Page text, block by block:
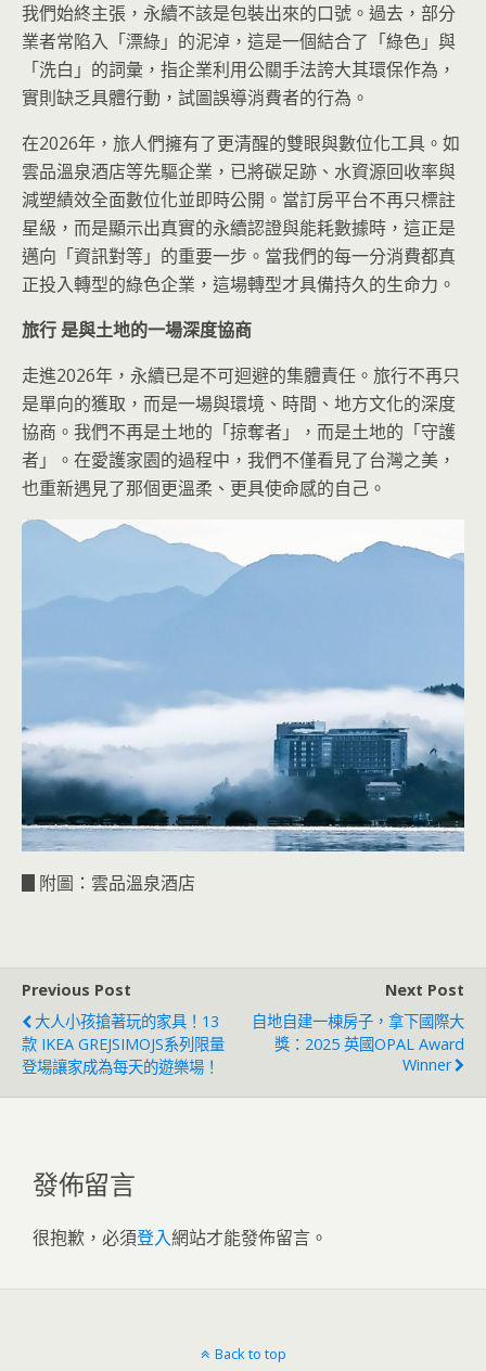
我們始終主張，永續不該是包裝出來的口號。過去，部分
業者常陷入「漂綠」的泥淖，這是一個結合了「綠色」與
「洗白」的詞彙，指企業利用公關手法誇大其環保作為，
實則缺乏具體行動，試圖誤導消費者的行為。
在2026年，旅人們擁有了更清醒的雙眼與數位化工具。如
雲品溫泉酒店等先驅企業，已將碳足跡、水資源回收率與
減塑績效全面數位化並即時公開。當訂房平台不再只標註
星級，而是顯示出真實的永續認證與能耗數據時，這正是
邁向「資訊對等」的重要一步。當我們的每一分消費都真
正投入轉型的綠色企業，這場轉型才具備持久的生命力。
旅行 是與土地的一場深度協商
走進2026年，永續已是不可迴避的集體責任。旅行不再只
是單向的獲取，而是一場與環境、時間、地方文化的深度
協商。我們不再是土地的「掠奪者」，而是土地的「守護
者」。在愛護家園的過程中，我們不僅看見了台灣之美，
也重新遇見了那個更溫柔、更具使命感的自己。
▊附圖：雲品溫泉酒店
Previous Post
大人小孩搶著玩的家具！13
款 IKEA GREJSIMOJS系列限量
登場讓家成為每天的遊樂場！
Next Post
自地自建一棟房子，拿下國際大
獎：2025 英國OPAL Award
Winner
發佈留言
很抱歉，必須登入網站才能發佈留言。
Back to top